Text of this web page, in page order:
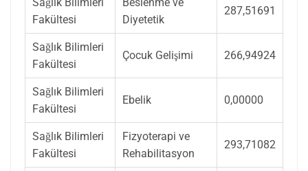
Sağlık Bilimleri
Fakültesi
Beslenme ve
Diyetetik
287,51691
Sağlık Bilimleri
Fakültesi
Çocuk Gelişimi 266,94924
Sağlık Bilimleri
Fakültesi
Ebelik 0,00000
Sağlık Bilimleri
Fakültesi
Fizyoterapi ve
Rehabilitasyon
293,71082